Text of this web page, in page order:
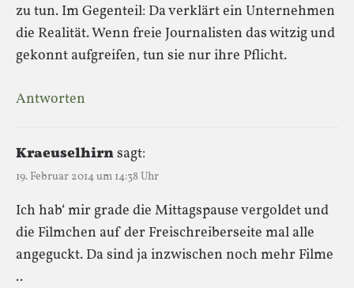
zu tun. Im Gegenteil: Da verklärt ein Unternehmen
die Realität. Wenn freie Journalisten das witzig und
gekonnt aufgreifen, tun sie nur ihre Pflicht.
Antworten
Kraeuselhirnsagt:
19. Februar 2014 um 14:38 Uhr
Ich hab‘ mir grade die Mittagspause vergoldet und
die Filmchen auf der Freischreiberseite mal alle
angeguckt. Da sind ja inzwischen noch mehr Filme
..